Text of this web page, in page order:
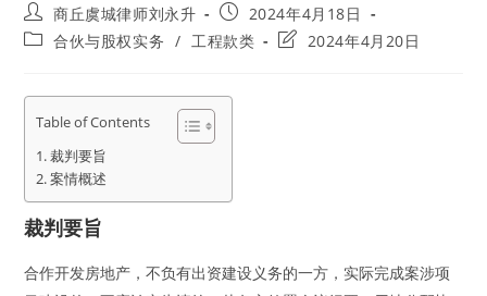
Post
author:
商丘虞城律师刘永升
Post
published:
2024年4月18日
Post合伙与股权实务 / 工程款类
Post2024年4月20日
Table of Contents
裁判要旨
案情概述
裁判要旨
合作开发房地产，不负有出资建设义务的一方，实际完成案涉项